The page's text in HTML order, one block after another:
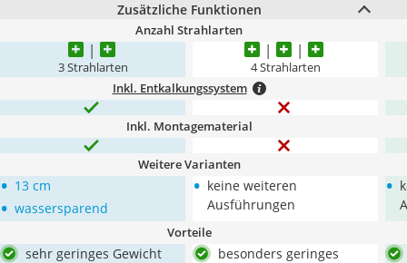
Zusätzliche Funktionen
Anzahl Strahlarten
3 Strahlarten 4 Strahlarten
Inkl. Entkalkungssystem
Inkl. Montagematerial
Weitere Varianten
• 13 cm
• wassersparend
• keine weiteren
Ausführungen
•
Vorteile
sehr geringes Gewicht
besonders geringes